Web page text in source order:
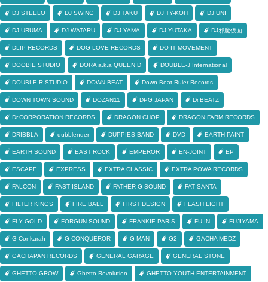
DJ STEELO DJ SWING DJ TAKU DJ TY-KOH DJ UNI
DJ URUMA DJ WATARU DJ YAMA DJ YUTAKA DJ邪魔仮面
DLIP RECORDS DOG LOVE RECORDS DO IT MOVEMENT
DOOBIE STUDIO DORA a.k.a QUEEN D DOUBLE-J International
DOUBLE R STUDIO DOWN BEAT Down Beat Ruler Records
DOWN TOWN SOUND DOZAN11 DPG JAPAN Dr.BEATZ
Dr.CORPORATION RECORDS DRAGON CHOP DRAGON FARM RECORDS
DRIBBLA dubblender DUPPIES BAND DVD EARTH PAINT
EARTH SOUND EAST ROCK EMPEROR EN-JOINT EP
ESCAPE EXPRESS EXTRA CLASSIC EXTRA POWA RECORDS
FALCON FAST ISLAND FATHER G SOUND FAT SANTA
FILTER KINGS FIRE BALL FIRST DESIGN FLASH LIGHT
FLY GOLD FORGUN SOUND FRANKIE PARIS FU-IN FUJIYAMA
G-Conkarah G-CONQUEROR G-MAN G2 GACHA MEDZ
GACHAPAN RECORDS GENERAL GARAGE GENERAL STONE
GHETTO GROW Ghetto Revolution GHETTO YOUTH ENTERTAINMENT